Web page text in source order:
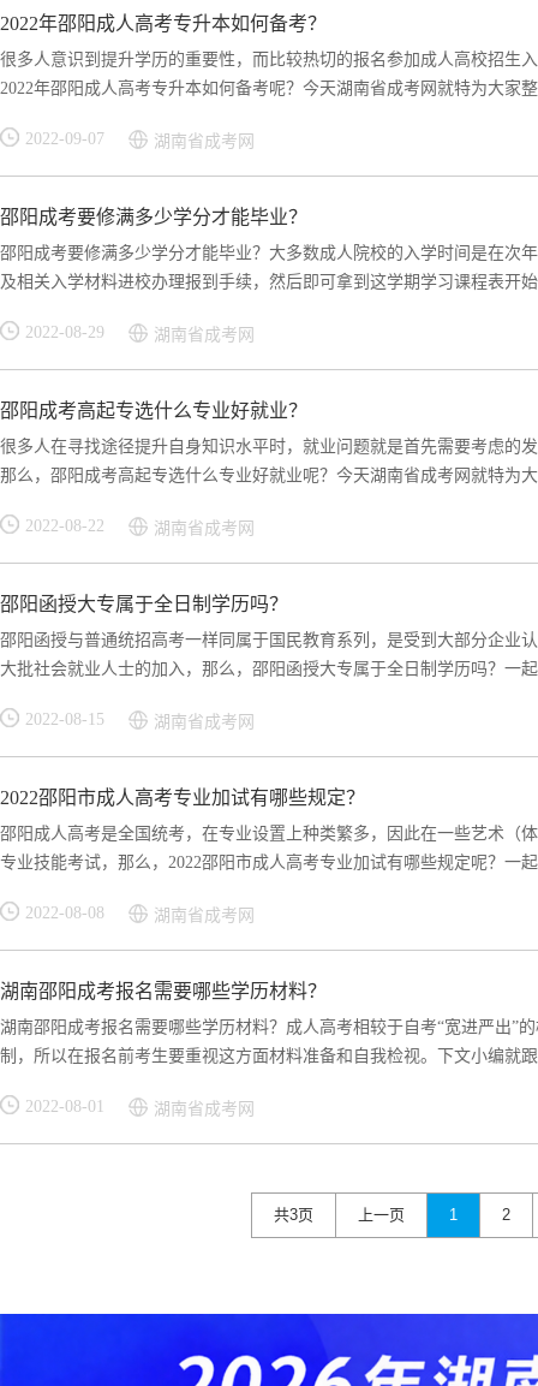
2022年邵阳成人高考专升本如何备考？
很多人意识到提升学历的重要性，而比较热切的报名参加成人高校招生
2022年邵阳成人高考专升本如何备考呢？今天湖南省成考网就特为大家
2022-09-07 湖南省成考网
邵阳成考要修满多少学分才能毕业？
邵阳成考要修满多少学分才能毕业？大多数成人院校的入学时间是在次
及相关入学材料进校办理报到手续，然后即可拿到这学期学习课程表开
2022-08-29 湖南省成考网
邵阳成考高起专选什么专业好就业？
很多人在寻找途径提升自身知识水平时，就业问题就是首先需要考虑的
那么，邵阳成考高起专选什么专业好就业呢？今天湖南省成考网就特为
2022-08-22 湖南省成考网
邵阳函授大专属于全日制学历吗？
邵阳函授与普通统招高考一样同属于国民教育系列，是受到大部分企业
大批社会就业人士的加入，那么，邵阳函授大专属于全日制学历吗？一
2022-08-15 湖南省成考网
2022邵阳市成人高考专业加试有哪些规定？
邵阳成人高考是全国统考，在专业设置上种类繁多，因此在一些艺术（
专业技能考试，那么，2022邵阳市成人高考专业加试有哪些规定呢？一
2022-08-08 湖南省成考网
湖南邵阳成考报名需要哪些学历材料？
湖南邵阳成考报名需要哪些学历材料？成人高考相较于自考“宽进严出”
制，所以在报名前考生要重视这方面材料准备和自我检视。下文小编就
2022-08-01 湖南省成考网
共3页 上一页 1 2